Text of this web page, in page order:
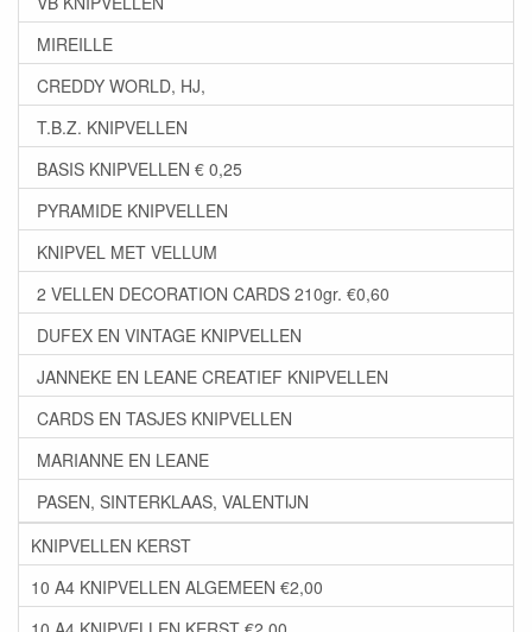
MIREILLE
CREDDY WORLD, HJ,
T.B.Z. KNIPVELLEN
BASIS KNIPVELLEN € 0,25
PYRAMIDE KNIPVELLEN
KNIPVEL MET VELLUM
2 VELLEN DECORATION CARDS 210gr. €0,60
DUFEX EN VINTAGE KNIPVELLEN
JANNEKE EN LEANE CREATIEF KNIPVELLEN
CARDS EN TASJES KNIPVELLEN
MARIANNE EN LEANE
PASEN, SINTERKLAAS, VALENTIJN
KNIPVELLEN KERST
10 A4 KNIPVELLEN ALGEMEEN €2,00